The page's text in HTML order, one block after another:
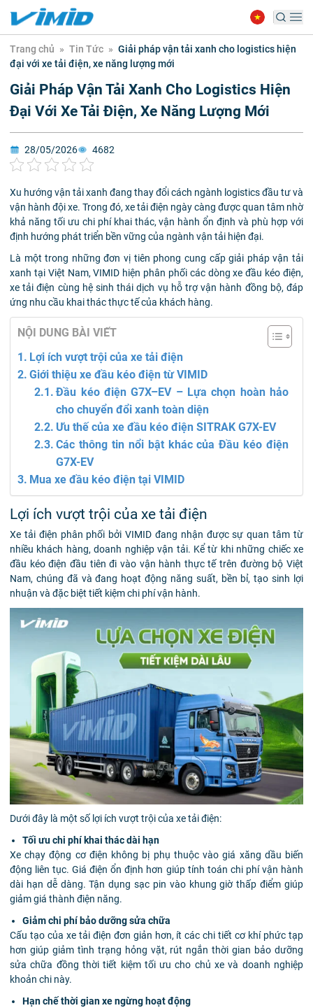
Trang chủ » Tin Tức » Giải pháp vận tải xanh cho logistics hiện
đại với xe tải điện, xe năng lượng mới
Giải Pháp Vận Tải Xanh Cho Logistics Hiện
Đại Với Xe Tải Điện, Xe Năng Lượng Mới
28/05/2026 4682
Xu hướng vận tải xanh đang thay đổi cách ngành logistics đầu tư và
vận hành đội xe. Trong đó, xe tải điện ngày càng được quan tâm nhờ
khả năng tối ưu chi phí khai thác, vận hành ổn định và phù hợp với
định hướng phát triển bền vững của ngành vận tải hiện đại.
Là một trong những đơn vị tiên phong cung cấp giải pháp vận tải
xanh tại Việt Nam, VIMID hiện phân phối các dòng xe đầu kéo điện,
xe tải điện cùng hệ sinh thái dịch vụ hỗ trợ vận hành đồng bộ, đáp
ứng nhu cầu khai thác thực tế của khách hàng.
NỘI DUNG BÀI VIẾT
Lợi ích vượt trội của xe tải điện
Giới thiệu xe đầu kéo điện từ VIMID
Đầu kéo điện G7X–EV – Lựa chọn hoàn hảo
cho chuyển đổi xanh toàn diện
Ưu thế của xe đầu kéo điện SITRAK G7X-EV
Các thông tin nổi bật khác của Đầu kéo điện
G7X-EV
Mua xe đầu kéo điện tại VIMID
Lợi ích vượt trội của xe tải điện
Xe tải điện phân phối bởi VIMID đang nhận được sự quan tâm từ
nhiều khách hàng, doanh nghiệp vận tải. Kể từ khi những chiếc xe
đầu kéo điện đầu tiên đi vào vận hành thực tế trên đường bộ Việt
Nam, chúng đã và đang hoạt động năng suất, bền bỉ, tạo sinh lợi
nhuận và đặc biệt tiết kiệm chi phí vận hành.
Dưới đây là một số lợi ích vượt trội của xe tải điện:
Tối ưu chi phí khai thác dài hạn
Xe chạy động cơ điện không bị phụ thuộc vào giá xăng dầu biến
động liên tục. Giá điện ổn định hơn giúp tính toán chi phí vận hành
dài hạn dễ dàng. Tận dụng sạc pin vào khung giờ thấp điểm giúp
giảm giá thành điện năng.
Giảm chi phí bảo dưỡng sửa chữa
Cấu tạo của xe tải điện đơn giản hơn, ít các chi tiết cơ khí phức tạp
hơn giúp giảm tình trạng hỏng vặt, rút ngắn thời gian bảo dưỡng
sửa chữa đồng thời tiết kiệm tối ưu cho chủ xe và doanh nghiệp
khoản chi này.
Hạn chế thời gian xe ngừng hoạt động